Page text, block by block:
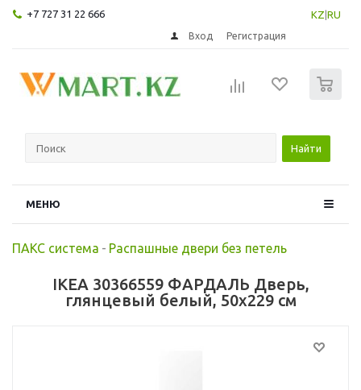
+7 727 31 22 666 KZ RU
Вход Регистрация
Найти
МЕНЮ
ПАКС система - Распашные двери без петель
IKEA 30366559 ФАРДАЛЬ Дверь,
глянцевый белый, 50x229 см